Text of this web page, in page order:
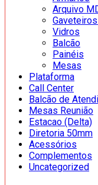
Arquivo
Vidros
Balcão
Painéis
Mesas
Plataforma
Call Center
Balcão de
Mesas Reunião
Estacao (Delta)
Diretoria 50mm
Acessórios
Complementos
Uncategorized